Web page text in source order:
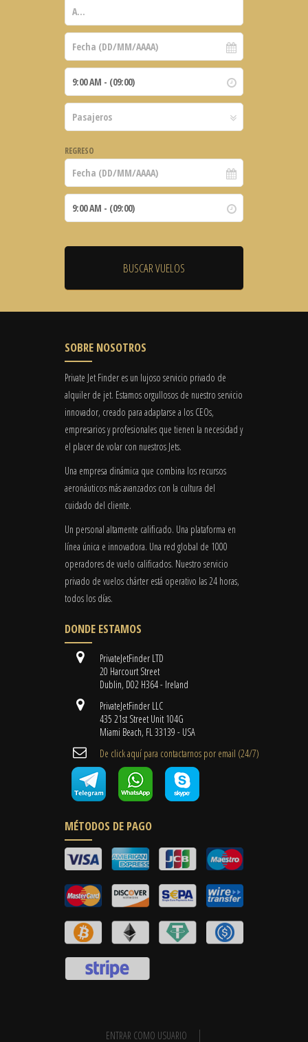
REGRESO
SOBRE NOSOTROS
Private Jet Finder es un lujoso servicio privado de
alquiler de jet. Estamos orgullosos de nuestro servicio
innovador, creado para adaptarse a los CEOs,
empresarios y profesionales que tienen la necesidad y
el placer de volar con nuestros Jets.
Una empresa dinámica que combina los recursos
aeronáuticos más avanzados con la cultura del
cuidado del cliente.
Un personal altamente calificado. Una plataforma en
línea única e innovadora. Una red global de 1000
operadores de vuelo calificados. Nuestro servicio
privado de vuelos chárter está operativo las 24 horas,
todos los días.
DONDE ESTAMOS
PrivateJetFinder LTD
20 Harcourt Street
Dublin, D02 H364 - Ireland
PrivateJetFinder LLC
435 21st Street Unit 104G
Miami Beach, FL 33139 - USA
De click aquí para contactarnos por email ​(24/7)
MÉTODOS DE PAGO
ENTRAR COMO USUARIO